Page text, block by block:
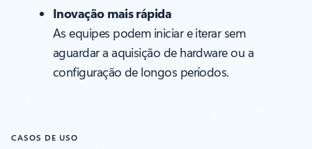
Inovação mais rápida
As equipes podem iniciar e iterar sem
aguardar a aquisição de hardware ou a
configuração de longos períodos.
CASOS DE USO